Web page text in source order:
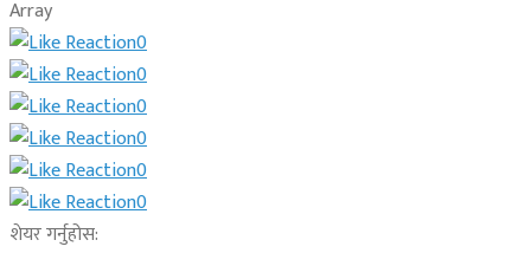
Array
0
0
0
0
0
0
शेयर गर्नुहोस: